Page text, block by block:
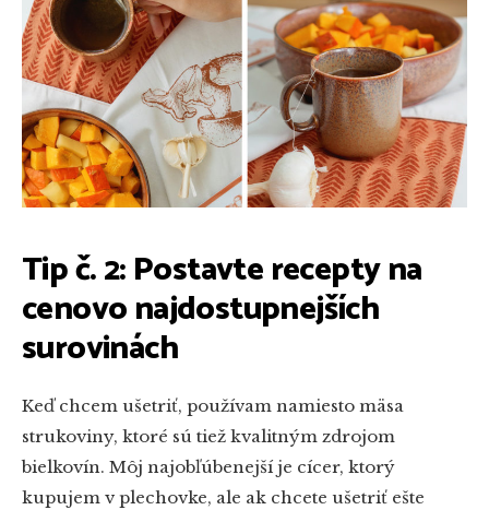
Tip č. 2: Postavte recepty na
cenovo najdostupnejších
surovinách
Keď chcem ušetriť, používam namiesto mäsa
strukoviny, ktoré sú tiež kvalitným zdrojom
bielkovín. Môj najobľúbenejší je cícer, ktorý
kupujem v plechovke, ale ak chcete ušetriť ešte